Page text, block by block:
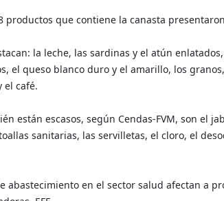
productos que contiene la canasta
la leche, las sardinas y el atún
el queso blanco duro y el amarillo, los
el café.
están escasos, según Cendas-FVM, son el
sanitarias, las servilletas, el cloro, el
abastecimiento en el sector salud afectan a